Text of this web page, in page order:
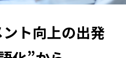
ト向上の出発